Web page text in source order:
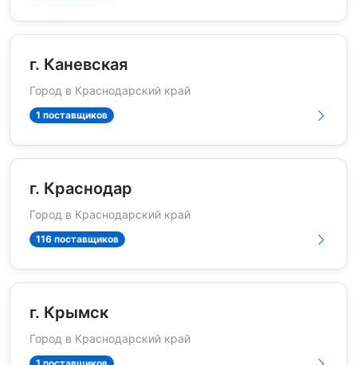
г. Каневская
Город в Краснодарский край
1 поставщиков
г. Краснодар
Город в Краснодарский край
116 поставщиков
г. Крымск
Город в Краснодарский край